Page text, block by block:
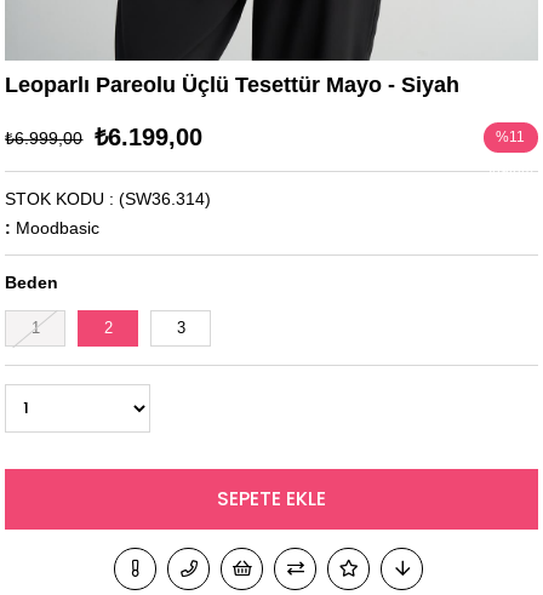
Leoparlı Pareolu Üçlü Tesettür Mayo - Siyah
₺6.999,00 ₺6.199,00 %11
(SW36.314)
STOK KODU
: Moodbasic
Beden
1 2 3